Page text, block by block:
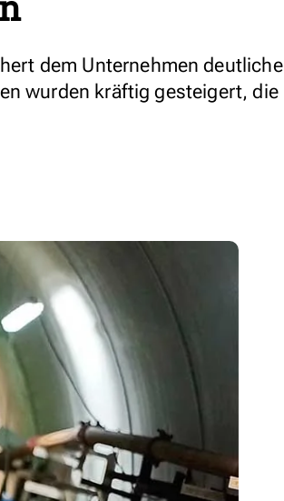
dem Unternehmen deutliche
wurden kräftig gesteigert, die